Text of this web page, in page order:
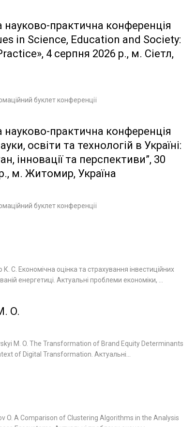
практична конференція
in Science, Education and Society:
4 серпня 2026 р., м. Сіетл,
буклет конференції
практична конференція
освіти та технологій в Україні:
інновації та перспективи”, 30
м. Житомир, Україна
буклет конференції
С. Економічна оцінка та страхування інвестиційних
енергетиці. Актуальні проблеми економіки, ...
O.
M. O. The Transformation of Brand Equity Determinants
of Digital Transformation. Актуальні...
O. A Comparison of Clustering Algorithms in the Analysis